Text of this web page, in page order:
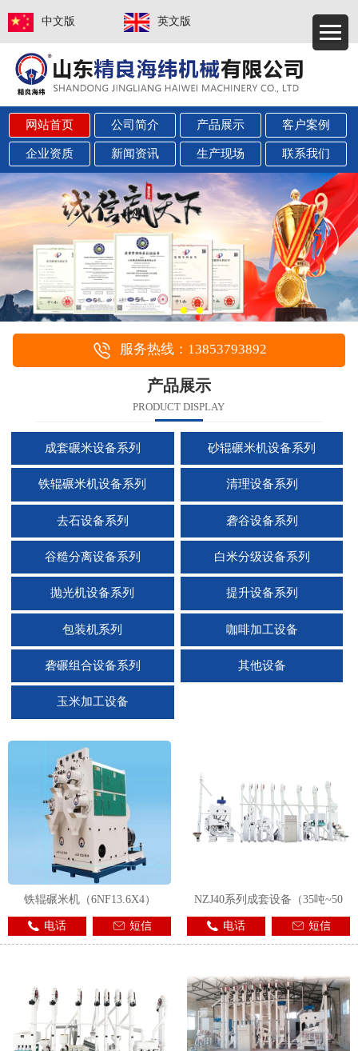
中文版 英文版
网站首页 公司简介 产品展示 客户案例
企业资质 新闻资讯 生产现场 联系我们
服务热线：13853793892
产品展示
PRODUCT DISPLAY
成套碾米设备系列 砂辊碾米机设备系列
铁辊碾米机设备系列 清理设备系列
去石设备系列 砻谷设备系列
谷糙分离设备系列 白米分级设备系列
抛光机设备系列 提升设备系列
包装机系列 咖啡加工设备
砻碾组合设备系列 其他设备
玉米加工设备
铁辊碾米机（6NF13.6X4）
电话 短信
NZJ40系列成套设备（35吨~50
电话
短信